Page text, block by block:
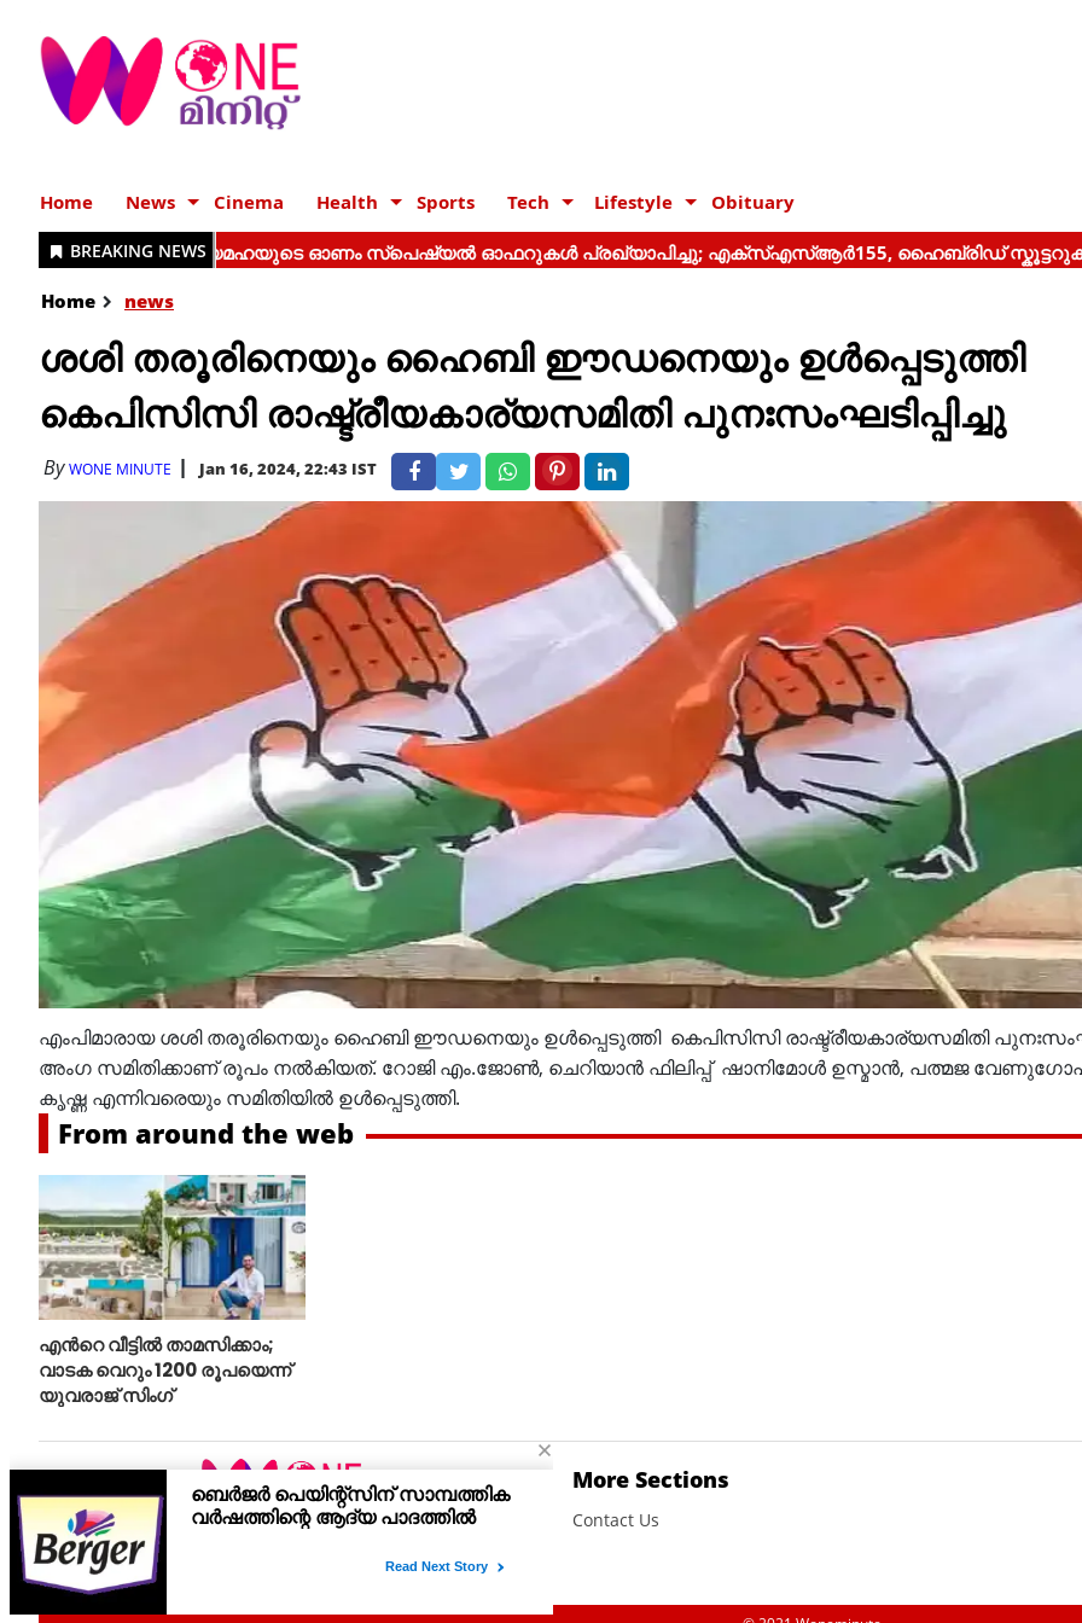
Home News Cinema Health Sports Tech Lifestyle Obituary
Home news
ശശി തരൂരിനെയും ഹൈബി ഈഡനെയും ഉള്‍പ്പെടുത്തി
കെപിസിസി രാഷ്ട്രീയകാര്യസമിതി പുനഃസംഘടിപ്പിച്ചു
ByWONE MINUTE Jan 16, 2024, 22:43 IST
എംപിമാരായ ശശി തരൂരിനെയും ഹൈബി ഈഡനെയും ഉള്‍പ്പെടുത്തി കെപിസിസി രാഷ്ട്രീയകാര്യസമിതി
അംഗ സമിതിക്കാണ് രൂപം നല്‍കിയത്. റോജി എം.ജോണ്‍, ചെറിയാന്‍ ഫിലിപ്പ് ഷാനിമോ‍ള്‍ ഉസ്മാന്‍, പത്മജ
കൃഷ്ണ എന്നിവരെയും സമിതിയില്‍ ഉള്‍പ്പെടുത്തി.
From around the web
എന്‍റെ വീട്ടില്‍ താമസിക്കാം;
വാടക വെറും 1200 രൂപയെന്ന്
യുവരാജ് സിംഗ്
More Sections
Contact Us